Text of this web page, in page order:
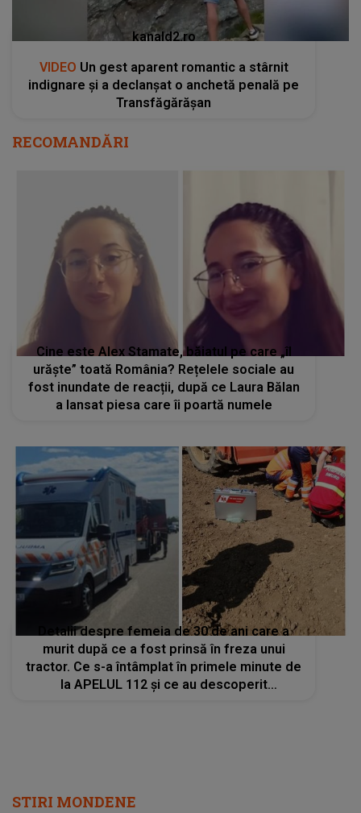
kanald2.ro
VIDEO Un gest aparent romantic a stârnit
indignare și a declanșat o anchetă penală pe
Transfăgărășan
RECOMANDĂRI
Cine este Alex Stamate, băiatul pe care „îl
urăște” toată România? Rețelele sociale au
fost inundate de reacții, după ce Laura Bălan
a lansat piesa care îi poartă numele
Detalii despre femeia de 30 de ani care a
murit după ce a fost prinsă în freza unui
tractor. Ce s-a întâmplat în primele minute de
la APELUL 112 și ce au descoperit
STIRI MONDENE